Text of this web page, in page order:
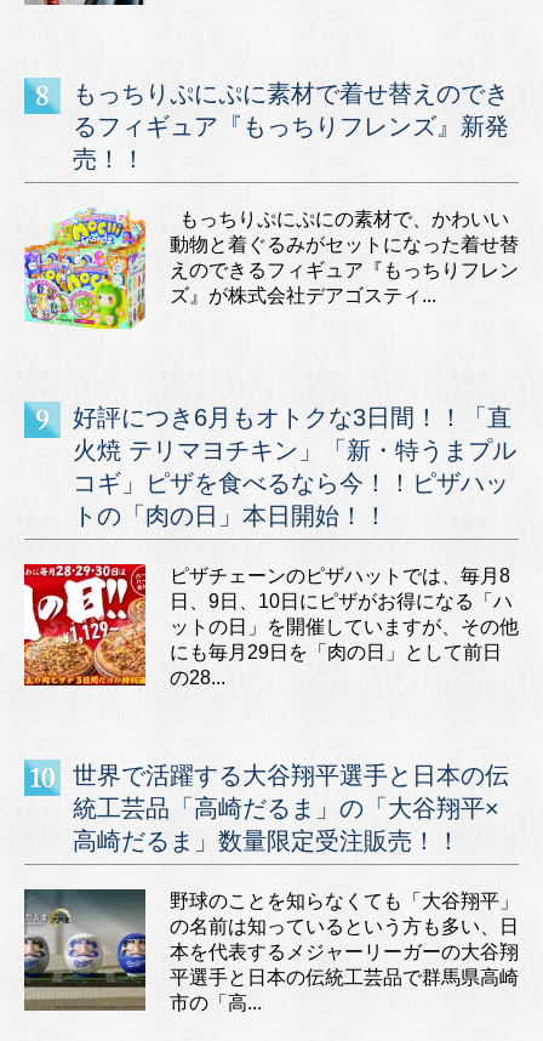
もっちりぷにぷに素材で着せ替えのでき
るフィギュア『もっちりフレンズ』新発
売！！
もっちりぷにぷにの素材で、かわいい
動物と着ぐるみがセットになった着せ替
えのできるフィギュア『もっちりフレン
ズ』が株式会社デアゴスティ...
好評につき6月もオトクな3日間！！「直
火焼 テリマヨチキン」「新・特うまプル
コギ」ピザを食べるなら今！！ピザハッ
トの「肉の日」本日開始！！
ピザチェーンのピザハットでは、毎月8
日、9日、10日にピザがお得になる「ハ
ットの日」を開催していますが、その他
にも毎月29日を「肉の日」として前日
の28...
世界で活躍する大谷翔平選手と日本の伝
統工芸品「高崎だるま」の「大谷翔平×
高崎だるま」数量限定受注販売！！
野球のことを知らなくても「大谷翔平」
の名前は知っているという方も多い、日
本を代表するメジャーリーガーの大谷翔
平選手と日本の伝統工芸品で群馬県高崎
市の「高...